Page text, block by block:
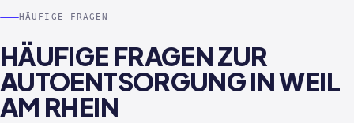
HÄUFIGE FRAGEN
HÄUFIGE FRAGEN ZUR
AUTOENTSORGUNG IN WEIL
AM RHEIN